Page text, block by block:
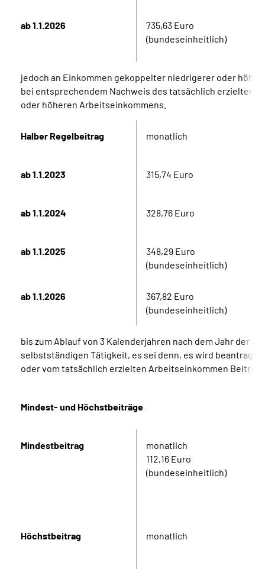
ab 1.1.2026
735,63 Euro
(bundeseinheitlich)
jedoch an Einkommen gekoppelter niedrigerer oder
bei entsprechendem Nachweis des tatsächlich erzielten
oder höheren Arbeitseinkommens.
Halber Regelbeitrag monatlich
ab 1.1.2023 315,74 Euro
ab 1.1.2024 328,76 Euro
ab 1.1.2025
348,29 Euro
(bundeseinheitlich)
ab 1.1.2026
367,82 Euro
(bundeseinheitlich)
bis zum Ablauf von 3 Kalenderjahren nach dem Jahr der
selbstständigen Tätigkeit, es sei denn, es wird beantragt,
oder vom tatsächlich erzielten Arbeitseinkommen
Mindest- und Höchstbeiträge
Mindestbeitrag
monatlich
112,16 Euro
(bundeseinheitlich)
Höchstbeitrag monatlich